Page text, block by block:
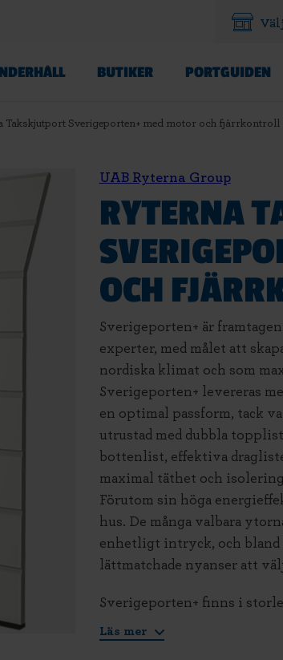
BUTIKER PORTGUIDEN
Takskjutport Sverigeporten+ med motor och fjärrkontroll
UAB Ryterna Group
RYTERNA
OCH
Sverigeporten+ är
experter, med målet att
nordiska klimat och som
Sverigeporten+ levereras
en optimal passform, tack
utrustad med dubbla
bottenlist, effektiva
maximal täthet och
Förutom sin höga
hus. De många valbara
enhetligt intryck, och bland
lättmatchade nyanser att
Sverigeporten+ finns i
Läs mer